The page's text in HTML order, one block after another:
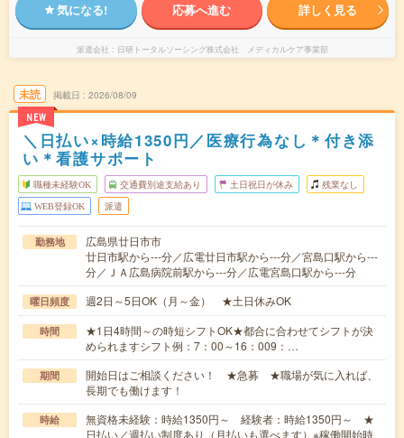
気になる! 応募へ進む 詳しく見る
派遣会社 日研トータルソーシング株式会社 メディカルケア事業部
未読
NEW
掲載日 2026/08/09
＼日払い×時給1350円／医療行為なし＊付き添
い＊看護サポート
職種未経験OK 交通費別途支給あり 土日祝日が休み 残業なし
WEB登録OK 派遣
勤務地
広島県廿日市市
廿日市駅から---分／広電廿日市駅から---分／宮島口駅から---
分／ＪＡ広島病院前駅から---分／広電宮島口駅から---分
曜日頻度 週2日～5日OK（月～金） ★土日休みOK
時間
★1日4時間～の時短シフトOK★都合に合わせてシフトが決
められますシフト例：7：00～16：009：…
期間
開始日はご相談ください！ ★急募 ★職場が気に入れば、
長期でも働けます！
時給
無資格未経験：時給1350円～ 経験者：時給1350円～ ★
日払い／週払い制度あり（月払いも選べます）※稼働開始時